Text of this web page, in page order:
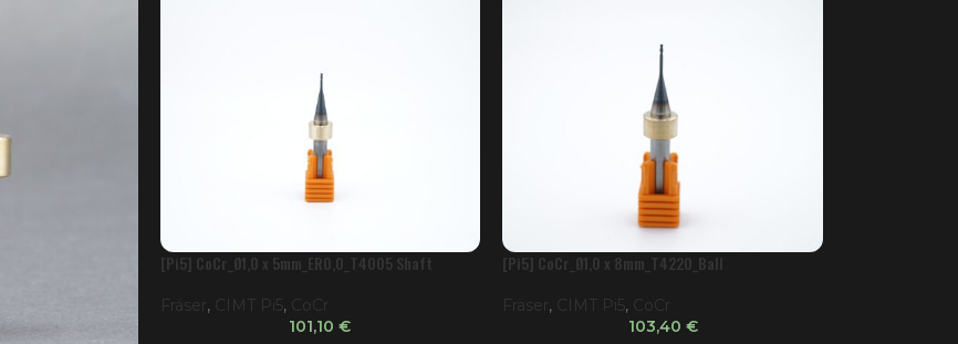
[Pi5] CoCr_Ø1,0 x 5mm_ER0,0_T4005 Shaft
Fräser , CIMT Pi5 ,
CoCr
101,10€
[Pi5] CoCr_Ø1,0 x 8mm_T4220_Ball
Fräser , CIMT Pi5 ,
CoCr
103,40 €